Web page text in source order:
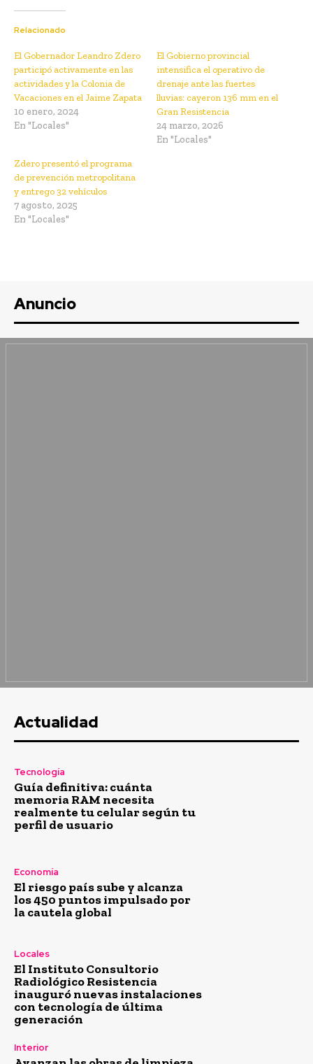
Relacionado
El Gobernador Leandro Zdero
participó activamente en las
actividades y la Colonia de
Vacaciones en el Jaime Zapata
10 enero, 2024
En "Locales"
El Gobierno provincial
intensifica el operativo de
drenaje ante las fuertes
lluvias: cayeron 136 mm en el
Gran Resistencia
24 marzo, 2026
En "Locales"
Zdero presentó el programa
de prevención metropolitana
y entrego 32 vehículos
7 agosto, 2025
En "Locales"
Anuncio
Actualidad
Tecnología
Guía definitiva: cuánta
memoria RAM necesita
realmente tu celular según tu
perfil de usuario
Economía
El riesgo país sube y alcanza
los 450 puntos impulsado por
la cautela global
Locales
El Instituto Consultorio
Radiológico Resistencia
inauguró nuevas instalaciones
con tecnología de última
generación
Interior